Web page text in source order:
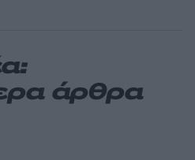
άρθρα